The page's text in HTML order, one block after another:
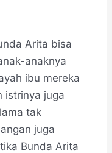
Arita bisa
anaknya
ibu mereka
istrinya juga
tak
juga
Bunda Arita